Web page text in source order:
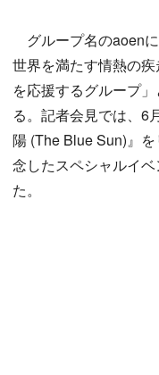
グループ名のaoen
世界を満たす情熱の
を応援するグループ
る。記者会見では、6
陽 (The Blue Sun)』
念したスペシャルイ
た。